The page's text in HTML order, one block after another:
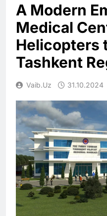
A Modern
Medical
Helicopters
Tashkent
Vaib.uz 31.10.2024